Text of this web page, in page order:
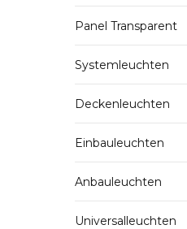
Panel Transparent
Systemleuchten
Deckenleuchten
Einbauleuchten
Anbauleuchten
Universalleuchten